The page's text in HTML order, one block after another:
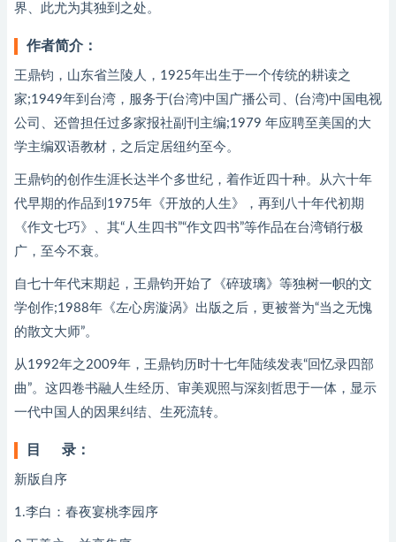
界、此尤为其独到之处。
作者简介：
王鼎钧，山东省兰陵人，1925年出生于一个传统的耕读之
家;1949年到台湾，服务于(台湾)中国广播公司、(台湾)中国电视
公司、还曾担任过多家报社副刊主编;1979 年应聘至美国的大
学主编双语教材，之后定居纽约至今。
王鼎钧的创作生涯长达半个多世纪，着作近四十种。从六十年
代早期的作品到1975年《开放的人生》，再到八十年代初期
《作文七巧》、其“人生四书”“作文四书”等作品在台湾销行极
广，至今不衰。
自七十年代末期起，王鼎钧开始了《碎玻璃》等独树一帜的文
学创作;1988年《左心房漩涡》出版之后，更被誉为“当之无愧
的散文大师”。
从1992年之2009年，王鼎钧历时十七年陆续发表“回忆录四部
曲”。这四卷书融人生经历、审美观照与深刻哲思于一体，显示
一代中国人的因果纠结、生死流转。
目 录：
新版自序
1.李白：春夜宴桃李园序